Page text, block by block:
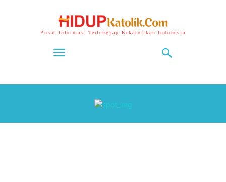
Pusat Informasi Terlengkap Kekatolikan Indonesia